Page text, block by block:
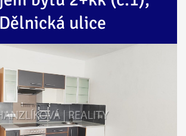
Dělnická ulice